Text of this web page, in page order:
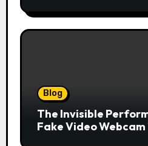
Blog
The Invisible
Fake Video